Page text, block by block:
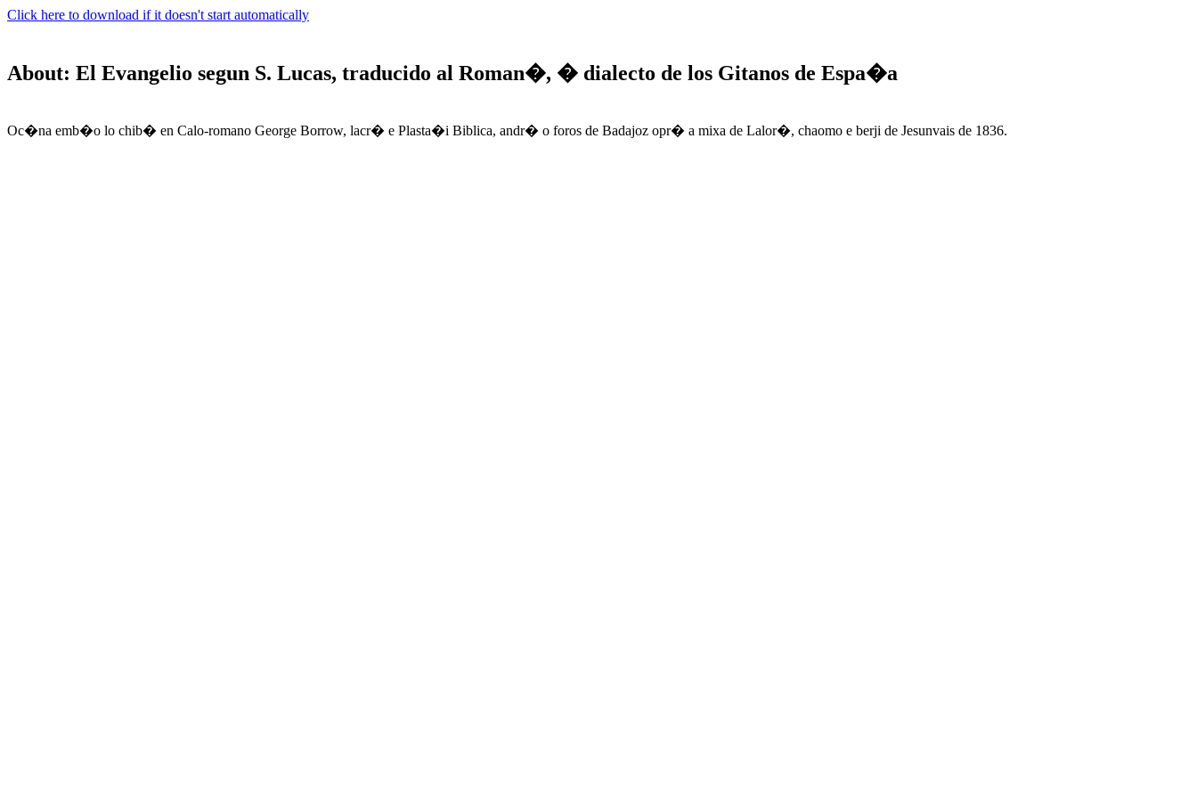
Click here to download if it doesn't start automatically
About: El Evangelio segun S. Lucas, traducido al Roman�, � dialecto de los Gitanos de Espa�a
Oc�na emb�o lo chib� en Calo-romano George Borrow, lacr� e Plasta�i Biblica, andr� o foros de Badajoz opr� a mixa de Lalor�, chaomo e berji de Jesunvais de 1836.